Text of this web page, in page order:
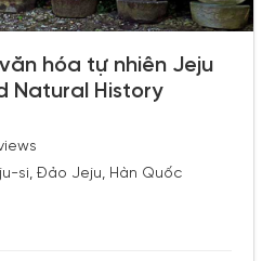
hóa tự nhiên Jeju
Natural History
si, Đảo Jeju, Hàn Quốc